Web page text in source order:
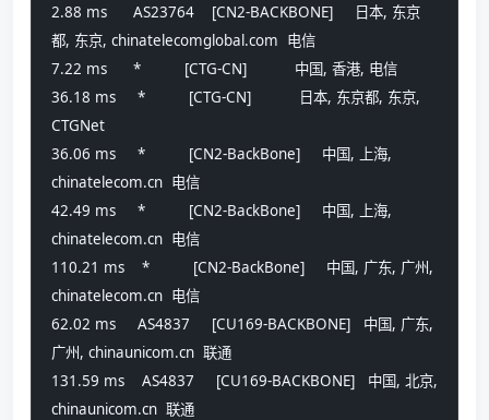
2.88 ms      AS23764    [CN2-BACKBONE]     日本, 东京
都, 东京, chinatelecomglobal.com  电信
7.22 ms      *          [CTG-CN]           中国, 香港, 电信
36.18 ms     *          [CTG-CN]           日本, 东京都, 东京,
CTGNet
36.06 ms     *          [CN2-BackBone]     中国, 上海,
chinatelecom.cn  电信
42.49 ms     *          [CN2-BackBone]     中国, 上海,
chinatelecom.cn  电信
110.21 ms    *          [CN2-BackBone]     中国, 广东, 广州,
chinatelecom.cn  电信
62.02 ms     AS4837     [CU169-BACKBONE]   中国, 广东,
广州, chinaunicom.cn  联通
131.59 ms    AS4837     [CU169-BACKBONE]   中国, 北京,
chinaunicom.cn  联通